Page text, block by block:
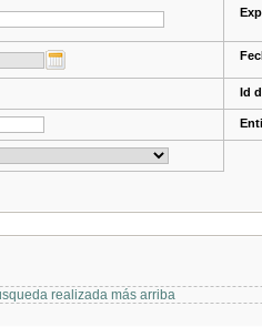
Id
realizada más arriba